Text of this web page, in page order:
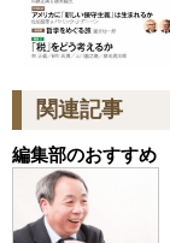
関連記事
編集部のおすすめ